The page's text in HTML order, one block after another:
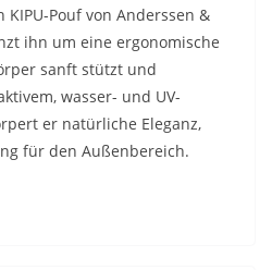
Pouf von Anderssen &
ihn um eine ergonomische
sanft stützt und
wasser- und UV-
er natürliche Eleganz,
für den Außenbereich.